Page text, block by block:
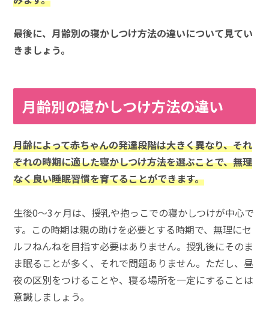
最後に、月齢別の寝かしつけ方法の違いについて見てい
きましょう。
月齢別の寝かしつけ方法の違い
月齢によって赤ちゃんの発達段階は大きく異なり、それ
ぞれの時期に適した寝かしつけ方法を選ぶことで、無理
なく良い睡眠習慣を育てることができます。
生後0～3ヶ月は、授乳や抱っこでの寝かしつけが中心で
す。この時期は親の助けを必要とする時期で、無理にセ
ルフねんねを目指す必要はありません。授乳後にそのま
ま眠ることが多く、それで問題ありません。ただし、昼
夜の区別をつけることや、寝る場所を一定にすることは
意識しましょう。